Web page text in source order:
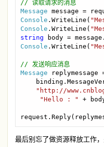
Message
Console .WriteLine(
Console .WriteLine(
string
body =
Console .WriteLine(
Message
replymessage
"http://
"Hello : " +
最后别忘了做资源释放工作